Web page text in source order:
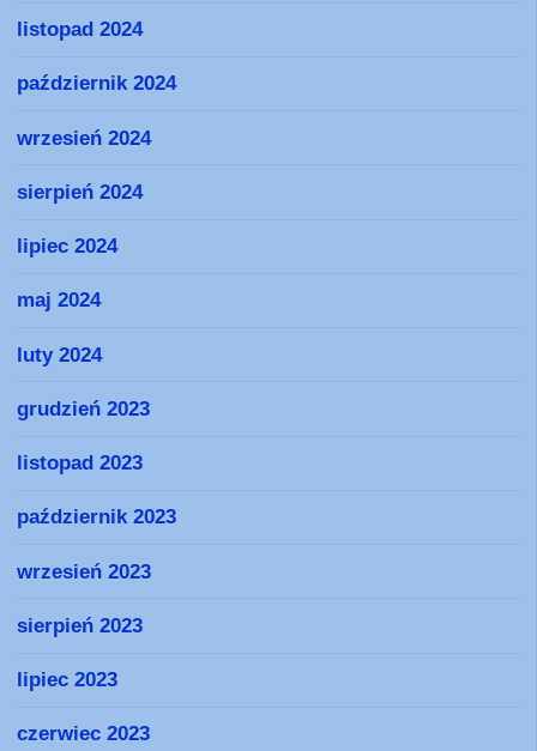
listopad 2024
październik 2024
wrzesień 2024
sierpień 2024
lipiec 2024
maj 2024
luty 2024
grudzień 2023
listopad 2023
październik 2023
wrzesień 2023
sierpień 2023
lipiec 2023
czerwiec 2023